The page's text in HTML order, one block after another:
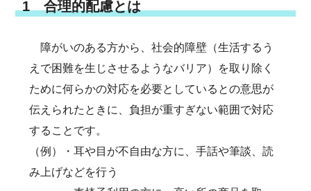
1 合理的配慮とは
障がいのある方から、社会的障壁（生活するう
えで困難を生じさせるようなバリア）を取り除く
ために何らかの対応を必要としているとの意思が
伝えられたときに、負担が重すぎない範囲で対応
することです。
（例）・耳や目が不自由な方に、手話や筆談、読
み上げなどを行う